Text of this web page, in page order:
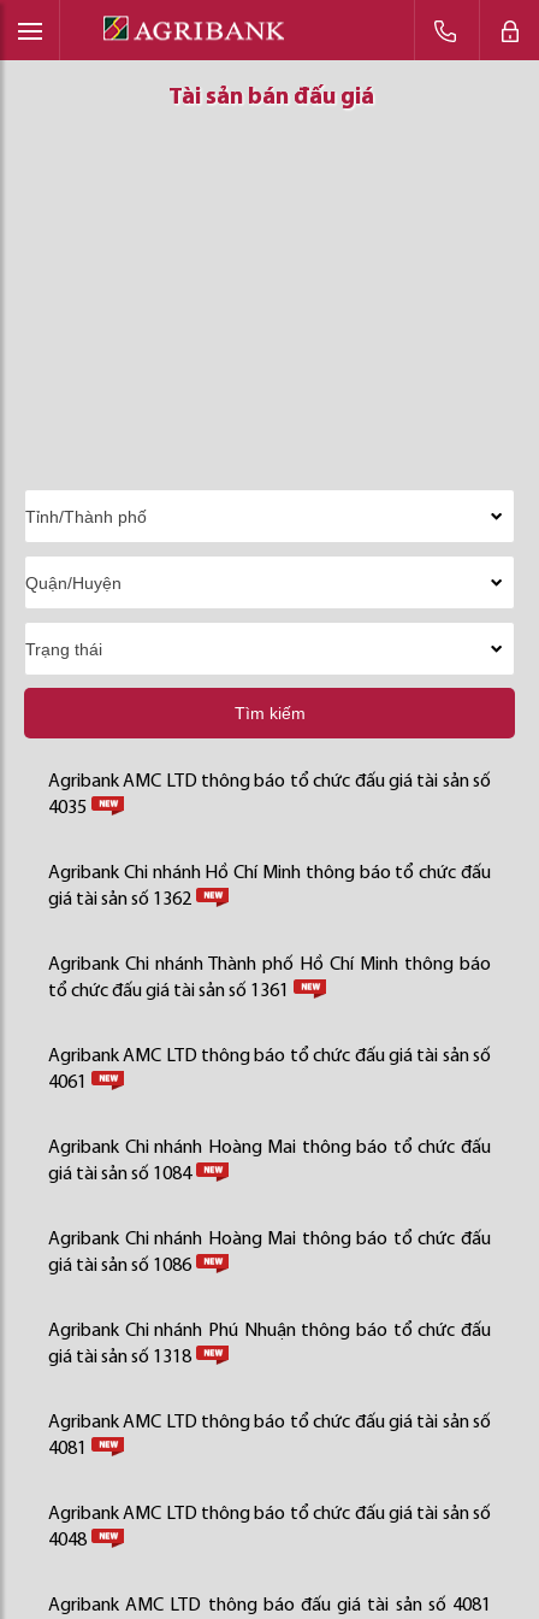
Tài sản bán đấu giá
Tài sản bán đấu giá
Tài sản bán đấu giá
Tìm kiếm
Agribank AMC LTD thông báo tổ chức đấu giá tài sản số
4035
Agribank Chi nhánh Hồ Chí Minh thông báo tổ chức đấu
giá tài sản số 1362
Agribank Chi nhánh Thành phố Hồ Chí Minh thông báo
tổ chức đấu giá tài sản số 1361
Agribank AMC LTD thông báo tổ chức đấu giá tài sản số
4061
Agribank Chi nhánh Hoàng Mai thông báo tổ chức đấu
giá tài sản số 1084
Agribank Chi nhánh Hoàng Mai thông báo tổ chức đấu
giá tài sản số 1086
Agribank Chi nhánh Phú Nhuận thông báo tổ chức đấu
giá tài sản số 1318
Agribank AMC LTD thông báo tổ chức đấu giá tài sản số
4081
Agribank AMC LTD thông báo tổ chức đấu giá tài sản số
4048
Agribank AMC LTD thông báo đấu giá tài sản số 4081